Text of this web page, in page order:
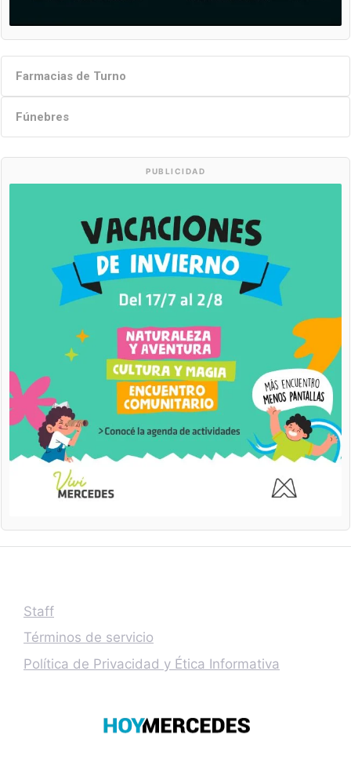
Farmacias de Turno
Fúnebres
PUBLICIDAD
Staff
Términos de servicio
Política de Privacidad y Ética Informativa